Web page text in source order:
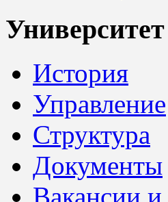
Университет
История
Управление
Структура
Документы